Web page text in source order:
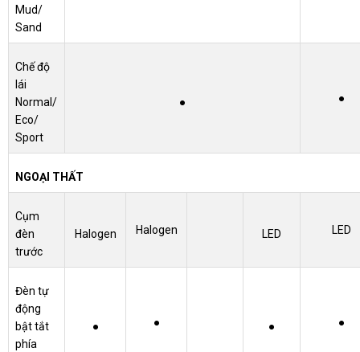
Mud/
Sand
Chế độ
lái
Normal/
Eco/
Sport
● ●
NGOẠI THẤT
Cụm
đèn
trước
Halogen Halogen LED LED
Đèn tự
động
bật tắt
phía
● ● ● ●